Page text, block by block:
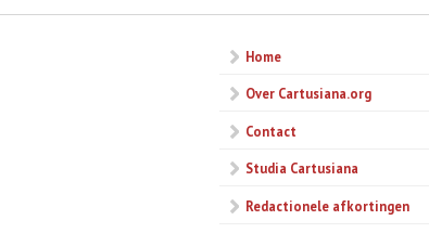
Home
Over Cartusiana.org
Contact
Studia Cartusiana
Redactionele afkortingen